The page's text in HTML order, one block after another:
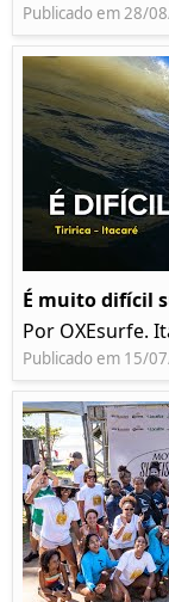
Publicado em 28/
É muito difícil
Por OXEsurfe.
Publicado em 15/